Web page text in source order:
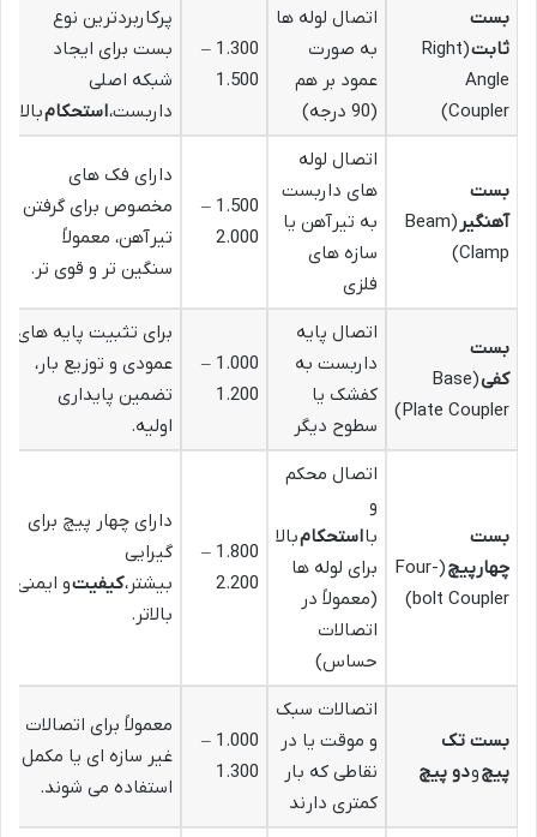
بست
ثابت (Right
Angle
Coupler)
اتصال لوله ها
به صورت
عمود بر هم
(90 درجه)
1.300 –
1.500
پرکاربردترین نوع
بست برای ایجاد
شبکه اصلی
داربست،استحکامبالا.
بست
آهنگیر (Beam
Clamp)
اتصال لوله
های داربست
به تیرآهن یا
سازه های
فلزی
1.500 –
2.000
دارای فک های
مخصوص برای گرفتن
تیرآهن، معمولاً
سنگین تر و قوی تر.
بست
کفی (Base
Plate Coupler)
اتصال پایه
داربست به
کفشک یا
سطوح دیگر
1.000 –
1.200
برای تثبیت پایه های
عمودی و توزیع بار،
تضمین پایداری
اولیه.
بست
چهارپیچ (Four-
bolt Coupler)
اتصال محکم
و
بااستحکامبالا
برای لوله ها
(معمولاً در
اتصالات
حساس)
1.800 –
2.200
دارای چهار پیچ برای
گیرایی
بیشتر،کیفیتو ایمنی
بالاتر.
بست تک
پیچودو پیچ
اتصالات سبک
و موقت یا در
نقاطی که بار
کمتری دارند
1.000 –
1.300
معمولاً برای اتصالات
غیر سازه ای یا مکمل
استفاده می شوند.